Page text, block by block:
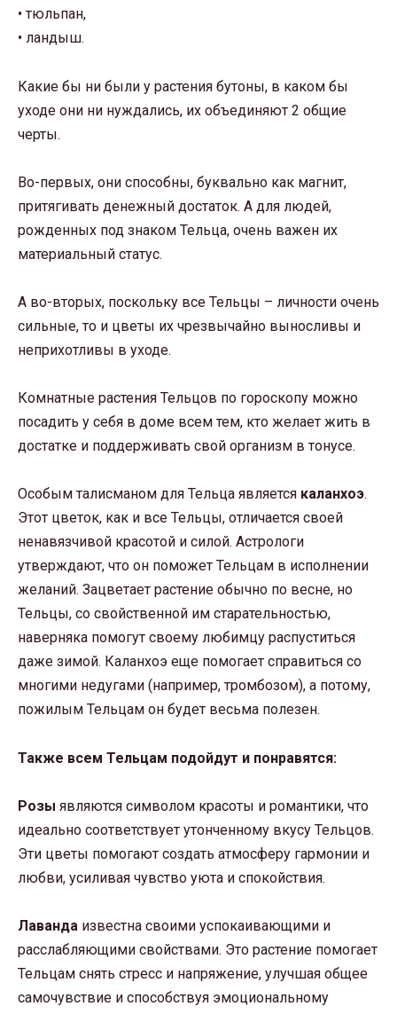
• тюльпан,
• ландыш.
Какие бы ни были у растения бутоны, в каком бы
уходе они ни нуждались, их объединяют 2 общие
черты.
Во-первых, они способны, буквально как магнит,
притягивать денежный достаток. А для людей,
рожденных под знаком Тельца, очень важен их
материальный статус.
А во-вторых, поскольку все Тельцы – личности очень
сильные, то и цветы их чрезвычайно выносливы и
неприхотливы в уходе.
Комнатные растения Тельцов по гороскопу можно
посадить у себя в доме всем тем, кто желает жить в
достатке и поддерживать свой организм в тонусе.
Особым талисманом для Тельца является каланхоэ.
Этот цветок, как и все Тельцы, отличается своей
ненавязчивой красотой и силой. Астрологи
утверждают, что он поможет Тельцам в исполнении
желаний. Зацветает растение обычно по весне, но
Тельцы, со свойственной им старательностью,
наверняка помогут своему любимцу распуститься
даже зимой. Каланхоэ еще помогает справиться со
многими недугами (например, тромбозом), а потому,
пожилым Тельцам он будет весьма полезен.
Также всем Тельцам подойдут и понравятся:
Розы являются символом красоты и романтики, что
идеально соответствует утонченному вкусу Тельцов.
Эти цветы помогают создать атмосферу гармонии и
любви, усиливая чувство уюта и спокойствия.
Лаванда известна своими успокаивающими и
расслабляющими свойствами. Это растение помогает
Тельцам снять стресс и напряжение, улучшая общее
самочувствие и способствуя эмоциональному